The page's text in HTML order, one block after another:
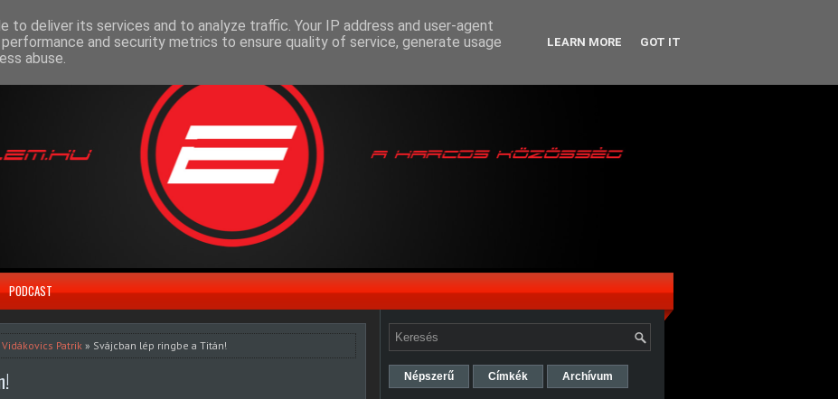
PODCAST
Vidákovics Patrik » Svájcban lép ringbe a Titán!
Népszerű Címkék Archívum
to deliver its services and to analyze traffic. Your IP address and user-agent
and security metrics to ensure quality of service, generate usage
abuse.
LEARN MORE GOT IT